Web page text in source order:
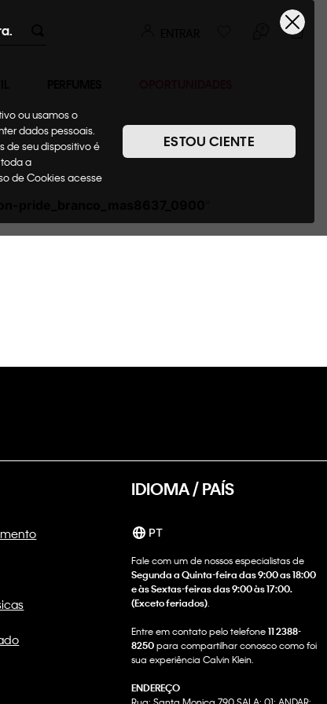
ou usamos o
dados pessoais.
de seu dispositivo é
a
de Cookies acesse
ESTOU CIENTE
IDIOMA / PAÍS
PT
Fale com um de nossos especialistas de
Segunda a Quinta-feira das 9:00 as 18:00
e às Sextas-feiras das 9:00 às 17:00.
(Exceto feriados)
Entre em contato pelo telefone11 2388-
8250para compartilhar conosco como foi
sua experiência Calvin Klein.
ENDEREÇO